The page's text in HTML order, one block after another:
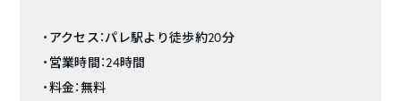
・アクセス：パレ駅より徒歩約20分
・営業時間：24時間
・料金：無料